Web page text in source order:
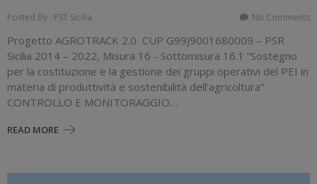
Posted By : PST Sicilia No Comments
Progetto AGROTRACK 2.0 CUP G99J9001680009 – PSR
Sicilia 2014 – 2022, Misura 16 - Sottomisura 16.1 “Sostegno
per la costituzione e la gestione dei gruppi operativi del PEI in
materia di produttività e sostenibilità dell'agricoltura”
CONTROLLO E MONITORAGGIO…
READ MORE